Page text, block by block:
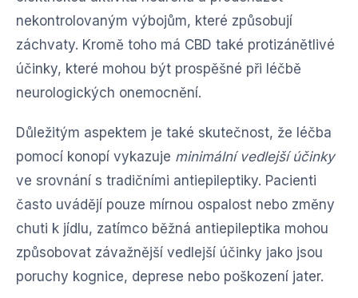
nekontrolovaným výbojům, které způsobují
záchvaty. Kromě toho má CBD také protizánětlivé
účinky, které mohou být prospěšné při léčbě
neurologických onemocnění.
Důležitým aspektem je také skutečnost, že léčba
pomocí konopí vykazuje minimální vedlejší účinky
ve srovnání s tradičními antiepileptiky. Pacienti
často uvádějí pouze mírnou ospalost nebo změny
chuti k jídlu, zatímco běžná antiepileptika mohou
způsobovat závažnější vedlejší účinky jako jsou
poruchy kognice, deprese nebo poškození jater.